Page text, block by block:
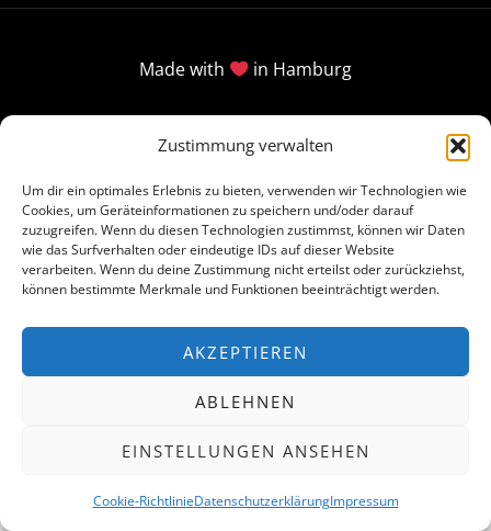
Zustimmung verwalten
Um dir ein optimales Erlebnis zu bieten, verwenden wir Technologien wie
Cookies, um Geräteinformationen zu speichern und/oder darauf
zuzugreifen. Wenn du diesen Technologien zustimmst, können wir Daten
wie das Surfverhalten oder eindeutige IDs auf dieser Website
verarbeiten. Wenn du deine Zustimmung nicht erteilst oder zurückziehst,
können bestimmte Merkmale und Funktionen beeinträchtigt werden.
AKZEPTIEREN
ABLEHNEN
EINSTELLUNGEN ANSEHEN
Cookie-RichtlinieDatenschutzerklärungImpressum
Made with in Hamburg